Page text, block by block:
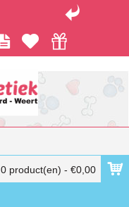
0 product(en) - €0,00